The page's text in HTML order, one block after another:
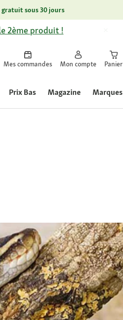
sous 30 jours
2ème produit !
Mes commandes Mon compte Panier
Prix Bas Magazine Marques